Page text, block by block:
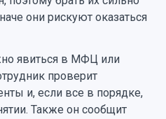
они рискуют оказаться
явиться в МФЦ или
проверит
и, если все в порядке,
Также он сообщит